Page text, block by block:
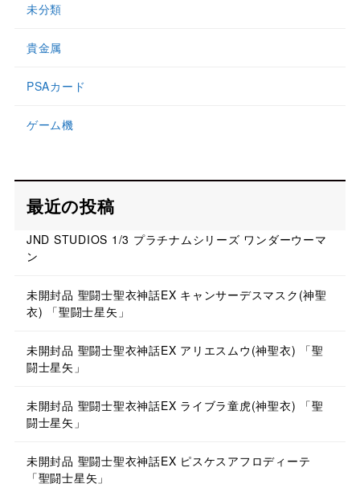
未分類
貴金属
PSAカード
ゲーム機
最近の投稿
JND STUDIOS 1/3 プラチナムシリーズ ワンダーウーマ
ン
未開封品 聖闘士聖衣神話EX キャンサーデスマスク(神聖
衣) 「聖闘士星矢」
未開封品 聖闘士聖衣神話EX アリエスムウ(神聖衣) 「聖
闘士星矢」
未開封品 聖闘士聖衣神話EX ライブラ童虎(神聖衣) 「聖
闘士星矢」
未開封品 聖闘士聖衣神話EX ピスケスアフロディーテ
「聖闘士星矢」